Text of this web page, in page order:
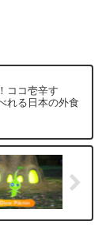
ココ壱辛す
れる日本の外食